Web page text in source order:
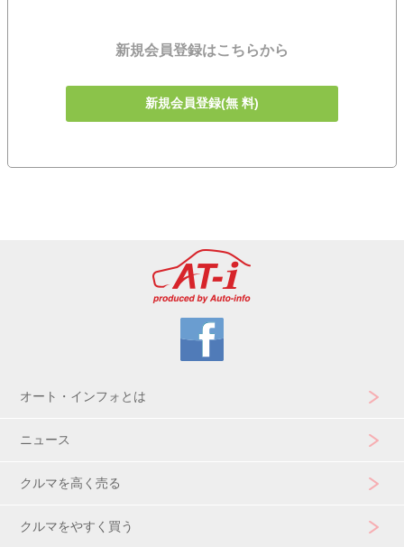
新規会員登録はこちらから
新規会員登録(無 料)
オート・インフォとは
ニュース
クルマを高く売る
クルマをやすく買う